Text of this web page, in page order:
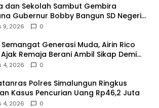
dan Sekolah Sambut Gembira
Gubernur Bobby Bangun SD Negeri
di Nias Utara
9, 2026 0
Generasi Muda, Airin Rico
Remaja Berani Ambil Sikap Demi
4, 2026 0
Polres Simalungun Ringkus
Kasus Pencurian Uang Rp46,2 Juta
4, 2026 0